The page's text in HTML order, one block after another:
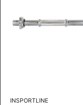
INSPORTLINE